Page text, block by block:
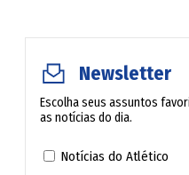
Terezópolis de Goiás
Três Ranchos
Trindade
Newsletter
Escolha seus assuntos
as notícias do dia.
Notícias do Atlético